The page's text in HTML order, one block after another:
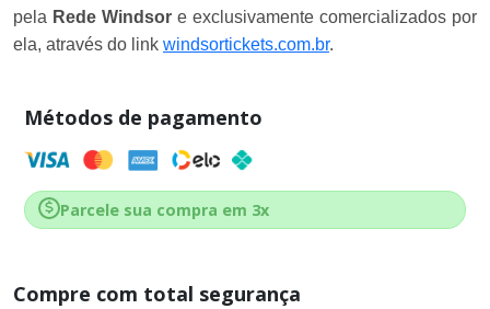
pela Rede Windsor e exclusivamente comercializados por
ela, através do link windsortickets.com.br.
Métodos de pagamento
Parcele sua compra em 3x
Compre com total segurança